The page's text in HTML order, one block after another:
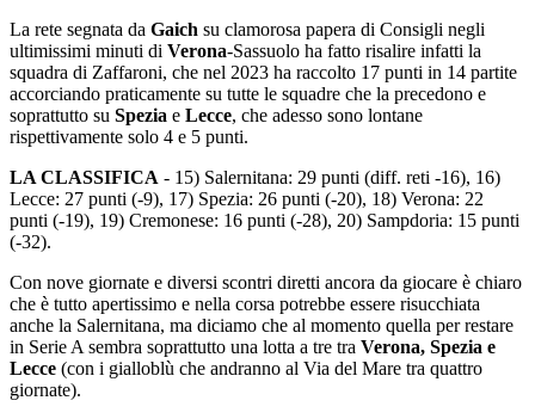
La rete segnata da Gaich su clamorosa papera di Consigli negli
ultimissimi minuti di Verona-Sassuolo ha fatto risalire infatti la
squadra di Zaffaroni, che nel 2023 ha raccolto 17 punti in 14 partite
accorciando praticamente su tutte le squadre che la precedono e
soprattutto su Spezia e Lecce, che adesso sono lontane
rispettivamente solo 4 e 5 punti.
LA CLASSIFICA - 15) Salernitana: 29 punti (diff. reti -16), 16)
Lecce: 27 punti (-9), 17) Spezia: 26 punti (-20), 18) Verona: 22
punti (-19), 19) Cremonese: 16 punti (-28), 20) Sampdoria: 15 punti
(-32).
Con nove giornate e diversi scontri diretti ancora da giocare è chiaro
che è tutto apertissimo e nella corsa potrebbe essere risucchiata
anche la Salernitana, ma diciamo che al momento quella per restare
in Serie A sembra soprattutto una lotta a tre tra Verona, Spezia e
Lecce (con i gialloblù che andranno al Via del Mare tra quattro
giornate).